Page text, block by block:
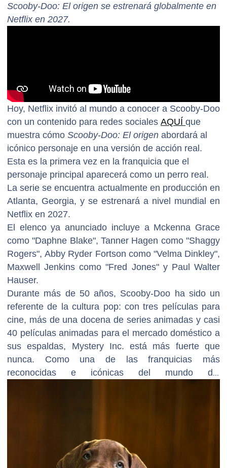
Scooby-Doo: El origen se estrenará globalmente en
Netflix en 2027.
Hoy, Netflix invitó al mundo a conocer a Scooby-Doo
con un contenido para redes sociales AQUÍ que
muestra cómo Scooby-Doo: El origen abordará al
icónico personaje en una versión de acción real.
Esta es la primera vez en la franquicia que el
personaje principal aparecerá como un perro real.
La serie se encuentra actualmente en producción en
Atlanta, Georgia, y se estrenará a nivel mundial en
Netflix en 2027.
El elenco ya anunciado incluye a Mckenna Grace
como "Daphne Blake", Tanner Hagen como "Shaggy
Rogers", Abby Ryder Fortson como "Velma Dinkley",
Maxwell Jenkins como "Fred Jones" y Paul Walter
Hauser.
Durante más de 50 años, Scooby-Doo ha sido un
referente de la cultura pop: con tres películas para
cine, más de una docena de series animadas y casi
40 películas animadas para el mercado doméstico a
sus espaldas, Mystery Inc. está más fuerte que
nunca. Como una de las franquicias más
reconocidas e icónicas del mundo del